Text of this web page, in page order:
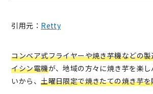
引用元： Retty
コンベア式フライヤーや焼き芋機などの
イシン電機が、地域の方々に焼き芋を楽
いから、土曜日限定で焼きたての焼き芋を